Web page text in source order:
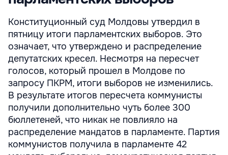
Конституционный суд Молдовы утвердил в
пятницу итоги парламентских выборов. Это
означает, что утверждено и распределение
депутатских кресел. Несмотря на пересчет
голосов, который прошел в Молдове по
запросу ПКРМ, итоги выборов не изменились.
В результате итогов пересчета коммунисты
получили дополнительно чуть более 300
бюллетеней, что никак не повлияло на
распределение мандатов в парламенте. Партия
коммунистов получила в парламенте 42